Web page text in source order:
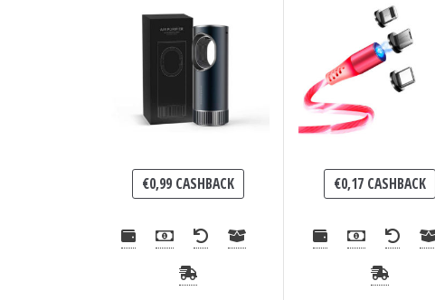
€0,99CASHBACK €0,17CASHBACK